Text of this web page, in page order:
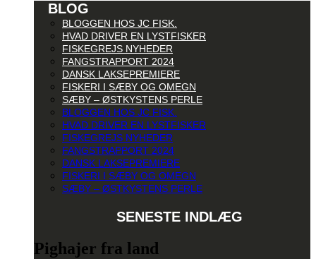
BLOG
BLOGGEN HOS JC FISK.
HVAD DRIVER EN LYSTFISKER
FISKEGREJS NYHEDER
FANGSTRAPPORT 2024
DANSK LAKSEPREMIERE
FISKERI I SÆBY OG OMEGN
SÆBY – ØSTKYSTENS PERLE
BLOGGEN HOS JC FISK.
HVAD DRIVER EN LYSTFISKER
FISKEGREJS NYHEDER
FANGSTRAPPORT 2024
DANSK LAKSEPREMIERE
FISKERI I SÆBY OG OMEGN
SÆBY – ØSTKYSTENS PERLE
SENESTE INDLÆG
Pighajer fra land